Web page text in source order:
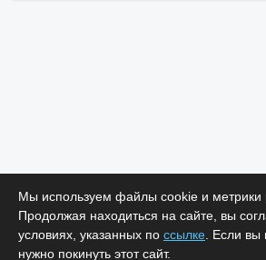
Мы используем файлы cookie и метрики
Продолжая находиться на сайте, вы
условиях, указанных по ссылке . Если вы
нужно покинуть этот сайт.